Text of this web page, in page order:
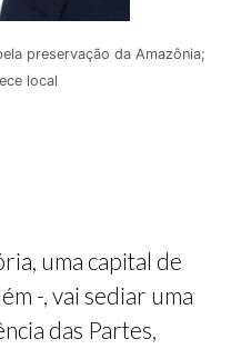
preservação da Amazônia;
local
uma capital de
-, vai sediar uma
das Partes,